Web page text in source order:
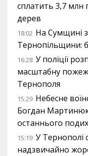
сплатить 3,7 млн
дерев
18:02 На Сумщині
Тернопільщини:
16:28 У поліції
масштабну
Тернополя
15:29 Небесне
Богдан
останнього
15:19 У Тернополі
надзвичайно